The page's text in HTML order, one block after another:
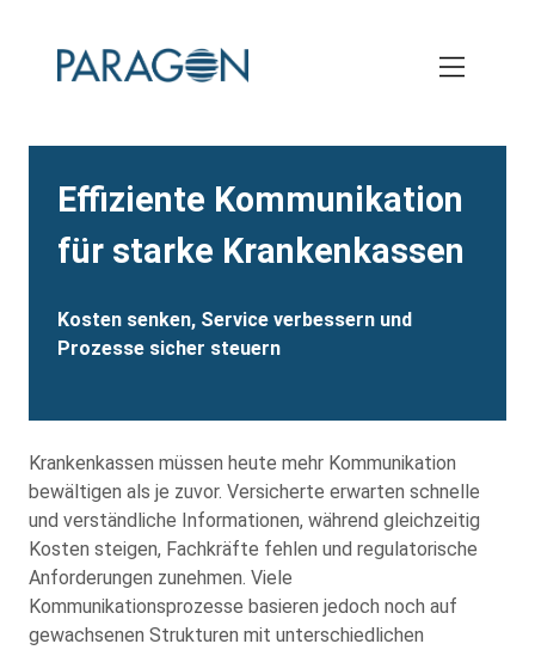
Heading
Effiziente Kommunikation
für starke Krankenkassen
Description
Kosten senken, Service verbessern und
Prozesse sicher steuern
Krankenkassen müssen heute mehr Kommunikation
bewältigen als je zuvor. Versicherte erwarten schnelle
und verständliche Informationen, während gleichzeitig
Kosten steigen, Fachkräfte fehlen und regulatorische
Anforderungen zunehmen. Viele
Kommunikationsprozesse basieren jedoch noch auf
gewachsenen Strukturen mit unterschiedlichen